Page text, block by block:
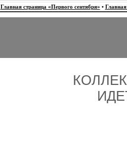
Главная страница «Первого сентября» •